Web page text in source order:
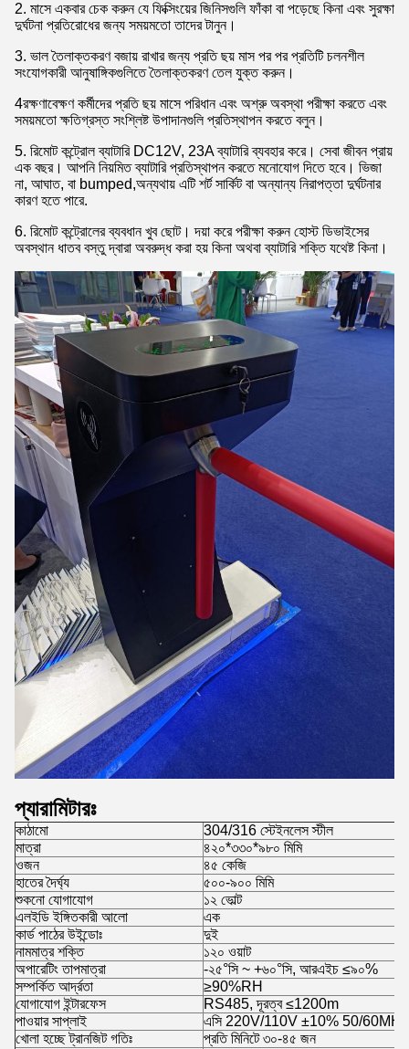
2. মাসে একবার চেক করুন যে ফিক্সিংয়ের জিনিসগুলি ফাঁকা বা পড়েছে কিনা এবং সুরক্ষা
দুর্ঘটনা প্রতিরোধের জন্য সময়মতো তাদের টানুন।
3. ভাল তৈলাক্তকরণ বজায় রাখার জন্য প্রতি ছয় মাস পর পর প্রতিটি চলনশীল
সংযোগকারী আনুষাঙ্গিকগুলিতে তৈলাক্তকরণ তেল যুক্ত করুন।
4রক্ষণাবেক্ষণ কর্মীদের প্রতি ছয় মাসে পরিধান এবং অশ্রু অবস্থা পরীক্ষা করতে এবং
সময়মতো ক্ষতিগ্রস্ত সংশ্লিষ্ট উপাদানগুলি প্রতিস্থাপন করতে বলুন।
5. রিমোট কন্ট্রোল ব্যাটারি DC12V, 23A ব্যাটারি ব্যবহার করে। সেবা জীবন প্রায়
এক বছর। আপনি নিয়মিত ব্যাটারি প্রতিস্থাপন করতে মনোযোগ দিতে হবে। ভিজা
না, আঘাত, বা bumped,অন্যথায় এটি শর্ট সার্কিট বা অন্যান্য নিরাপত্তা দুর্ঘটনার
কারণ হতে পারে.
6. রিমোট কন্ট্রোলের ব্যবধান খুব ছোট। দয়া করে পরীক্ষা করুন হোস্ট ডিভাইসের
অবস্থান ধাতব বস্তু দ্বারা অবরুদ্ধ করা হয় কিনা অথবা ব্যাটারি শক্তি যথেষ্ট কিনা।
প্যারামিটারঃ
কাঠামো
304/316 স্টেইনলেস স্টীল
মাত্রা
৪২০*৩৩০*৯৮০ মিমি
ওজন
৪৫ কেজি
হাতের দৈর্ঘ্য
৫০০-৯০০ মিমি
শুকনো যোগাযোগ
১২ ভোল্ট
এলইডি ইঙ্গিতকারী আলো
এক
কার্ড পাঠের উইন্ডোঃ
দুই
নামমাত্র শক্তি
১২০ ওয়াট
অপারেটিং তাপমাত্রা
-২৫°সি ~ +৬০°সি, আরএইচ ≤৯০%
সম্পর্কিত আর্দ্রতা
≥90%RH
যোগাযোগ ইন্টারফেস
RS485, দূরত্ব ≤1200m
পাওয়ার সাপ্লাই
এসি 220V/110V ±10% 50/60MHZ
খোলা হচ্ছে ট্রানজিট গতিঃ
প্রতি মিনিটে ৩০-৪৫ জন